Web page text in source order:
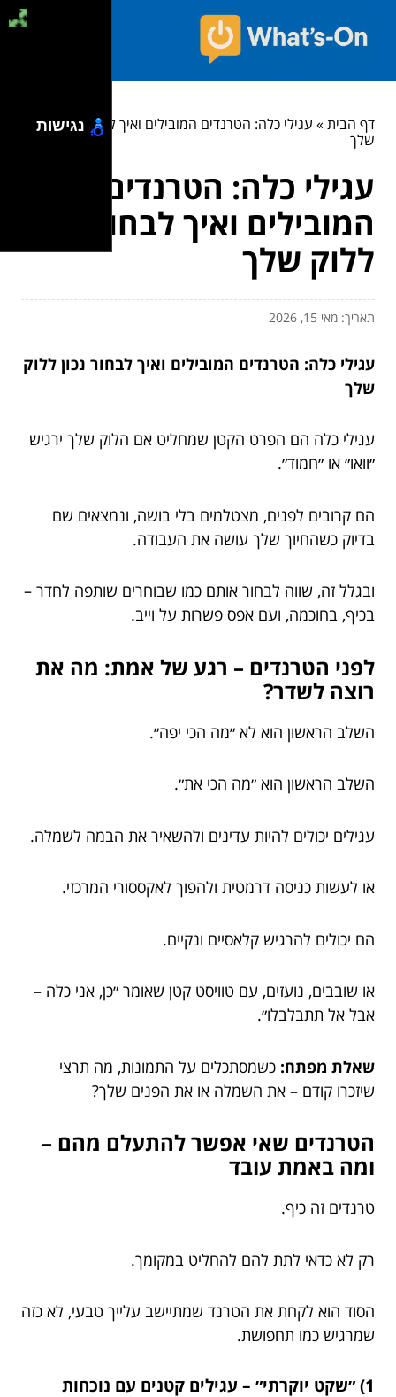
דף הבית» עגילי כלה: הטרנדים המובילים ואיך לבחור נכון ללוק
שלך
עגילי כלה: הטרנדים
המובילים ואיך לבחור נכון
ללוק שלך
תאריך: מאי 15, 2026
עגילי כלה: הטרנדים המובילים ואיך לבחור נכון ללוק
שלך
עגילי כלה הם הפרט הקטן שמחליט אם הלוק שלך ירגיש
״וואו״ או ״חמוד״.
הם קרובים לפנים, מצטלמים בלי בושה, ונמצאים שם
בדיוק כשהחיוך שלך עושה את העבודה.
ובגלל זה, שווה לבחור אותם כמו שבוחרים שותפה לחדר –
בכיף, בחוכמה, ועם אפס פשרות על וייב.
לפני הטרנדים – רגע של אמת: מה את
רוצה לשדר?
השלב הראשון הוא לא ״מה הכי יפה״.
השלב הראשון הוא ״מה הכי את״.
עגילים יכולים להיות עדינים ולהשאיר את הבמה לשמלה.
או לעשות כניסה דרמטית ולהפוך לאקססורי המרכזי.
הם יכולים להרגיש קלאסיים ונקיים.
או שובבים, נועזים, עם טוויסט קטן שאומר ״כן, אני כלה –
אבל אל תתבלבלו״.
שאלת מפתח: כשמסתכלים על התמונות, מה תרצי
שיזכרו קודם – את השמלה או את הפנים שלך?
הטרנדים שאי אפשר להתעלם מהם –
ומה באמת עובד
טרנדים זה כיף.
רק לא כדאי לתת להם להחליט במקומך.
הסוד הוא לקחת את הטרנד שמתיישב עלייך טבעי, לא כזה
שמרגיש כמו תחפושת.
1) ״שקט יוקרתי״ – עגילים קטנים עם נוכחות
נגישות